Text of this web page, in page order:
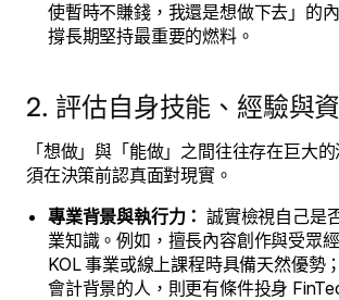
使暫時不賺錢，我還是想做下去」的
撐長期堅持最重要的燃料。
2. 評估自身技能、經驗與
「想做」與「能做」之間往往存在巨大
須在決策前認真面對現實。
專業背景與執行力： 誠實檢視自己是
業知識。例如，擅長內容創作與受眾
KOL 事業或線上課程時具備天然優勢
會計背景的人，則更有條件投身